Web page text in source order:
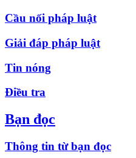
Cầu nối pháp luật
Giải đáp pháp luật
Tin nóng
Điều tra
Bạn đọc
Thông tin từ bạn đọc